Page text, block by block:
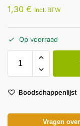
1,30 € Incl. BTW
Op voorraad
Boodschappenlijst
Vragen